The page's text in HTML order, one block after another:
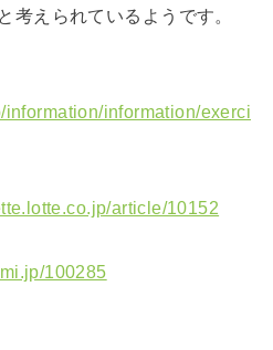
考えられているようです。
information/exerci
article/10152
100285